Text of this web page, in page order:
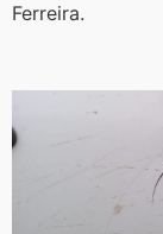
Ferreira.